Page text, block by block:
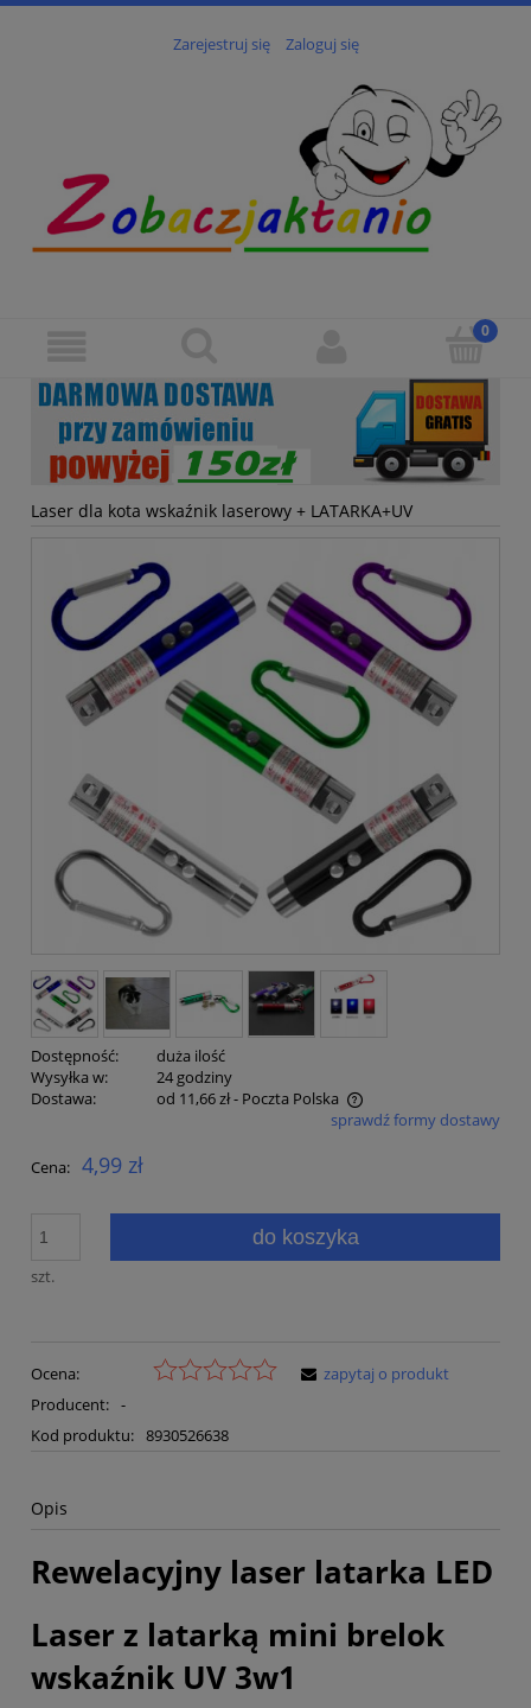
Zarejestruj się Zaloguj się
Laser dla kota wskaźnik laserowy + LATARKA+UV
Dostępność:
duża ilość
Wysyłka w:
24 godziny
Dostawa:
od 11,66 zł- Poczta Polska
Cena nie zawiera ewentualnych kosztów płatnościsprawdź formy dostawy
Cena: 4,99 zł
szt.
do koszyka
Ocena:
Producent: -
Kod produktu: 8930526638
zapytaj o produkt
Opis
Rewelacyjny laser latarka LED
Laser z latarką mini brelok
wskaźnik UV 3w1